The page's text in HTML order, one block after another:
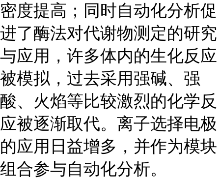
密度提高；同时自动化分析促
进了酶法对代谢物测定的研究
与应用，许多体内的生化反应
被模拟，过去采用强碱、强
酸、火焰等比较激烈的化学反
应被逐渐取代。离子选择电极
的应用日益增多，并作为模块
组合参与自动化分析。